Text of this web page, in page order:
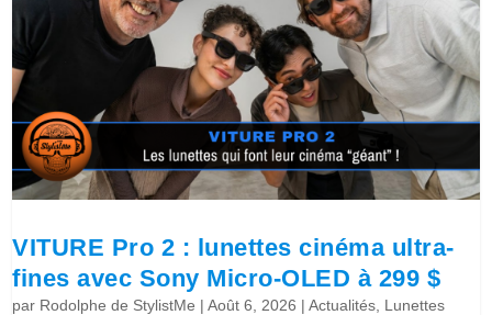
VITURE Pro 2 : lunettes cinéma ultra-
fines avec Sony Micro-OLED à 299 $
par Rodolphe de StylistMe |Août 6, 2026 |Actualités Lunettes